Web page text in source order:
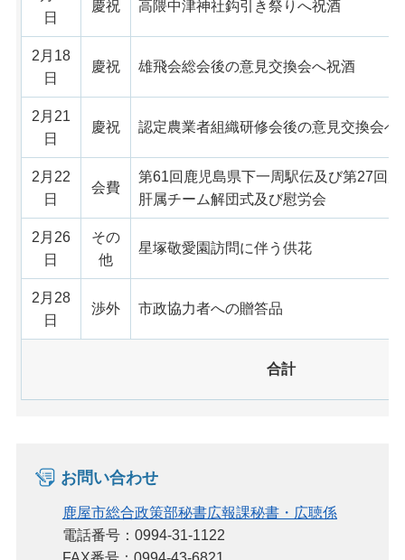
日
慶祝 高隈中津神社鈎引き祭りへ祝酒
2月18
日
慶祝 雄飛会総会後の意見交換会へ祝酒
2月21
日
慶祝 認定農業者組織研修会後の意見交換会へ
2月22
日
会費
第61回鹿児島県下一周駅伝及び第27回
肝属チーム解団式及び慰労会
2月26
日
その
他
星塚敬愛園訪問に伴う供花
2月28
日
渉外 市政協力者への贈答品
合計
お問い合わせ
鹿屋市総合政策部秘書広報課秘書・広聴係
電話番号：0994-31-1122